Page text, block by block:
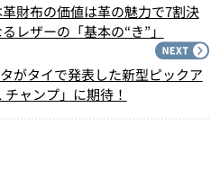
革財布の価値は革の魅力で7割決
レザーの「基本の“き”」
がタイで発表した新型ピックア
ャンプ」に期待！